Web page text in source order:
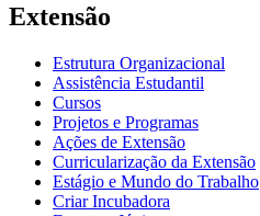
Extensão
Estrutura Organizacional
Assistência Estudantil
Cursos
Projetos e Programas
Ações de Extensão
Curricularização da Extensão
Estágio e Mundo do Trabalho
Criar Incubadora